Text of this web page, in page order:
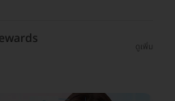
ดูเพิ่ม